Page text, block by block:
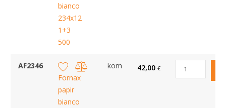
bianco
234x12
1+3
500
AF2346
Fornax
papir
bianco
kom 42,00 €